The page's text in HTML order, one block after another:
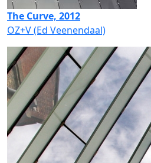
The Curve, 2012
OZ+V (Ed Veenendaal)